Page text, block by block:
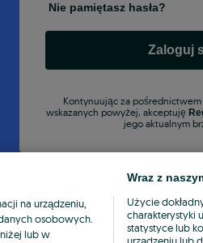
Nie pamiętasz hasła?
Zaloguj
Kontynuując za
wskazanych powyżej, akceptuję
jego aktualnym
na urządzeniu,
osobowych.
lub w
Wraz z
Użycie
charakterystyki
statystyce lub